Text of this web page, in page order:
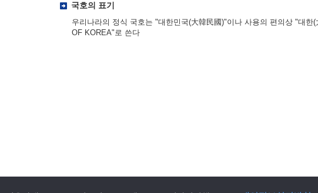
국호의 표기
우리나라의 정식 국호는 "대한민국(大韓民國)"이나 사용의 편의상 "대
OF KOREA"로 쓴다